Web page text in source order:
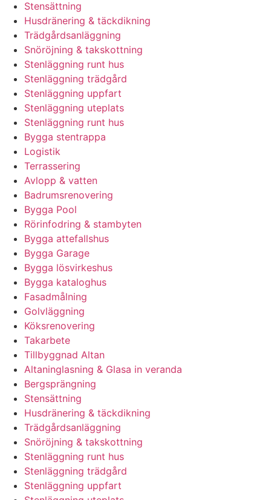
Stensättning
Husdränering & täckdikning
Trädgårdsanläggning
Snöröjning & takskottning
Stenläggning runt hus
Stenläggning trädgård
Stenläggning uppfart
Stenläggning uteplats
Stenläggning runt hus
Bygga stentrappa
Logistik
Terrassering
Avlopp & vatten
Badrumsrenovering
Bygga Pool
Rörinfodring & stambyten
Bygga attefallshus
Bygga Garage
Bygga lösvirkeshus
Bygga kataloghus
Fasadmålning
Golvläggning
Köksrenovering
Takarbete
Tillbyggnad Altan
Altaninglasning & Glasa in veranda
Bergsprängning
Stensättning
Husdränering & täckdikning
Trädgårdsanläggning
Snöröjning & takskottning
Stenläggning runt hus
Stenläggning trädgård
Stenläggning uppfart